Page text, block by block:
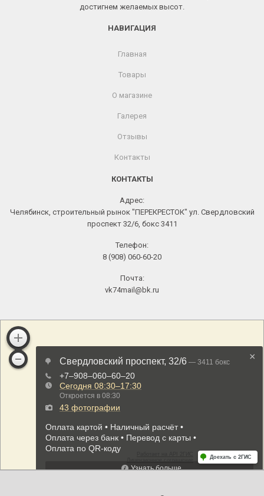
достигнем желаемых высот.
НАВИГАЦИЯ
Главная
Товары
О магазине
Галерея
Отзывы
Контакты
КОНТАКТЫ
Адрес:
Челябинск, строительный рынок "ПЕРЕКРЕСТОК" ул. Свердловский
проспект 32/6, бокс 3411
Телефон:
8 (908) 060-60-20
Почта:
vk74mail@bk.ru